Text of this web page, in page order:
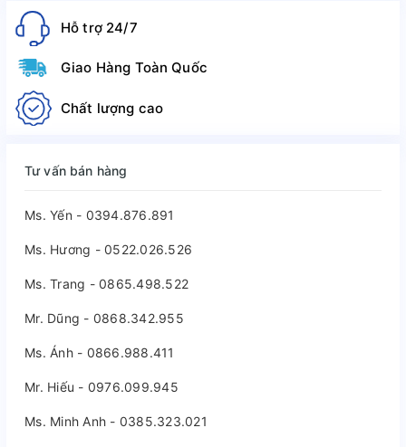
Hỗ trợ 24/7
Giao Hàng Toàn Quốc
Chất lượng cao
Tư vấn bán hàng
Ms. Yến - 0394.876.891
Ms. Hương - 0522.026.526
Ms. Trang - 0865.498.522
Mr. Dũng - 0868.342.955
Ms. Ánh - 0866.988.411
Mr. Hiếu - 0976.099.945
Ms. Minh Anh - 0385.323.021